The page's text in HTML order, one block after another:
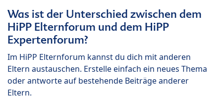
Was ist der Unterschied zwischen dem
HiPP Elternforum und dem HiPP
Expertenforum?
Im HiPP Elternforum kannst du dich mit anderen
Eltern austauschen. Erstelle einfach ein neues Thema
oder antworte auf bestehende Beiträge anderer
Eltern.